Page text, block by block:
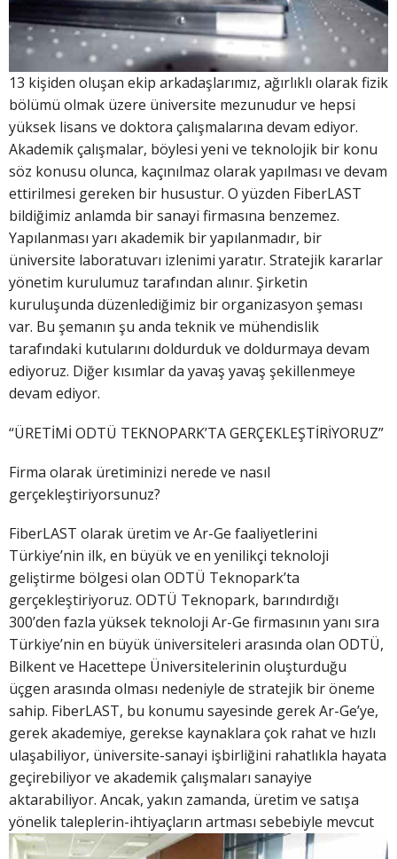
13 kişiden oluşan ekip arkadaşlarımız, ağırlıklı olarak fizik
bölümü olmak üzere üniversite mezunudur ve hepsi
yüksek lisans ve doktora çalışmalarına devam ediyor.
Akademik çalışmalar, böylesi yeni ve teknolojik bir konu
söz konusu olunca, kaçınılmaz olarak yapılması ve devam
ettirilmesi gereken bir husustur. O yüzden FiberLAST
bildiğimiz anlamda bir sanayi firmasına benzemez.
Yapılanması yarı akademik bir yapılanmadır, bir
üniversite laboratuvarı izlenimi yaratır. Stratejik kararlar
yönetim kurulumuz tarafından alınır. Şirketin
kuruluşunda düzenlediğimiz bir organizasyon şeması
var. Bu şemanın şu anda teknik ve mühendislik
tarafındaki kutularını doldurduk ve doldurmaya devam
ediyoruz. Diğer kısımlar da yavaş yavaş şekillenmeye
devam ediyor.
“ÜRETİMİ ODTÜ TEKNOPARK’TA GERÇEKLEŞTİRİYORUZ”
Firma olarak üretiminizi nerede ve nasıl
gerçekleştiriyorsunuz?
FiberLAST olarak üretim ve Ar-Ge faaliyetlerini
Türkiye’nin ilk, en büyük ve en yenilikçi teknoloji
geliştirme bölgesi olan ODTÜ Teknopark’ta
gerçekleştiriyoruz. ODTÜ Teknopark, barındırdığı
300’den fazla yüksek teknoloji Ar-Ge firmasının yanı sıra
Türkiye’nin en büyük üniversiteleri arasında olan ODTÜ,
Bilkent ve Hacettepe Üniversitelerinin oluşturduğu
üçgen arasında olması nedeniyle de stratejik bir öneme
sahip. FiberLAST, bu konumu sayesinde gerek Ar-Ge’ye,
gerek akademiye, gerekse kaynaklara çok rahat ve hızlı
ulaşabiliyor, üniversite-sanayi işbirliğini rahatlıkla hayata
geçirebiliyor ve akademik çalışmaları sanayiye
aktarabiliyor. Ancak, yakın zamanda, üretim ve satışa
yönelik taleplerin-ihtiyaçların artması sebebiyle mevcut